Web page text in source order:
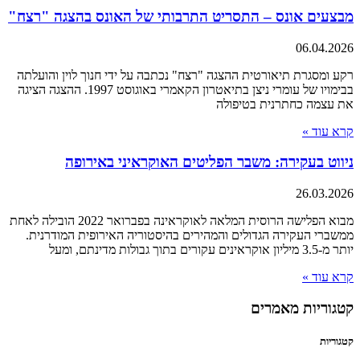
מבצעים אונס – התסריט התרבותי של האונס בהצגה "רצח"
06.04.2026
רקע ומסגרת תיאורטית ההצגה "רצח" נכתבה על ידי חנוך לוין והועלתה
בבימויו של עומרי ניצן בתיאטרון הקאמרי באוגוסט 1997. ההצגה הציגה
את עצמה כחתרנית בטיפולה
קרא עוד »
ניווט בעקירה: משבר הפליטים האוקראיני באירופה
26.03.2026
מבוא הפלישה הרוסית המלאה לאוקראינה בפברואר 2022 הובילה לאחת
ממשברי העקירה הגדולים והמהירים בהיסטוריה האירופית המודרנית.
יותר מ-3.5 מיליון אוקראינים עקורים בתוך גבולות מדינתם, ומעל
קרא עוד »
קטגוריות מאמרים
קטגוריות